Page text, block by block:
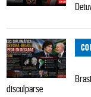
disculparse